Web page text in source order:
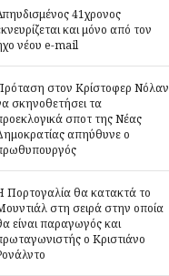
41χρονος
και μόνο από τον
νέου e-mail
στον Κρίστοφερ Νόλαν
σκηνοθετήσει τα
σποτ της Νέας
απηύθυνε ο
Πορτογαλία θα κατακτά το
στη σειρά στην οποία
είναι παραγωγός και
ο Κριστιάνο